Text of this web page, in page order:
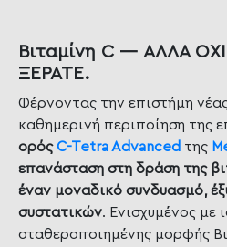
Βιταμίνη C — ΑΛΛΑ
ΞΕΡΑΤΕ.
Φέρνοντας την επιστήμη
καθημερινή περιποίηση της
ορόςC-Tetra Advanced της
επανάσταση στη δράση της
έναν μοναδικό συνδυασμό,
συστατικών. Ενισχυμένος με
σταθεροποιημένης μορφής